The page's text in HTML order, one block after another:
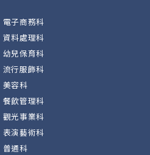
電子商務科
資料處理科
幼兒保育科
流行服飾科
美容科
餐飲管理科
觀光事業科
表演藝術科
普通科